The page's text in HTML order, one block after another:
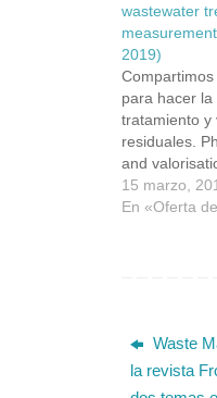
wastewater
2019)
para hacer
tratamiento y
residuales.
and
wastewater
15 marzo,
En «Oferta
Waste
la revista